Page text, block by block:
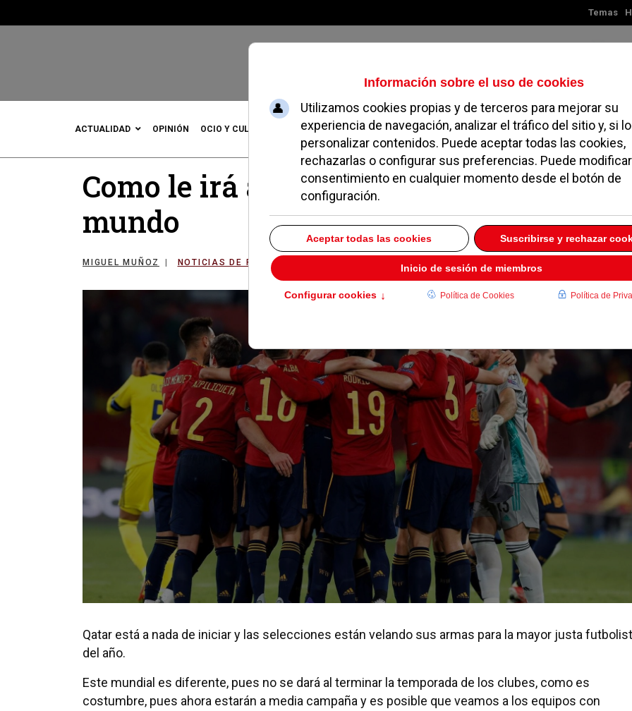
Temas
Viernes, 07 de agosto de 2026
ACTUALIDAD OPINIÓN OCIO Y CULTURA DEPORTES MADRID NOROESTE SOCIEDAD MAGAZINE SERVICIOS
Como le irá a La Roja en la copa del
mundo
MIGUEL MUÑOZ NOTICIAS DE POZUELO
Qatar está a nada de iniciar y las selecciones están velando sus armas para la mayor justa
del año.
Este mundial es diferente, pues no se dará al terminar la temporada de los clubes, como es
costumbre, pues ahora estarán a media campaña y es posible que veamos a los equipos con